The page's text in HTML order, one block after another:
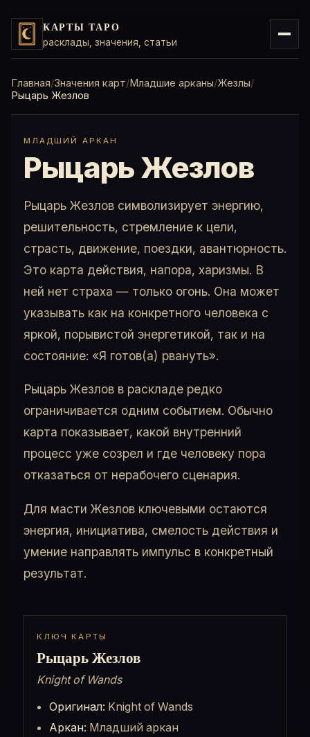
КАРТЫ ТАРО
расклады, значения, статьи
Главная Значения карт Младшие арканы Жезлы
Рыцарь Жезлов
МЛАДШИЙ АРКАН
Рыцарь Жезлов
Рыцарь Жезлов символизирует энергию,
решительность, стремление к цели,
страсть, движение, поездки, авантюрность.
Это карта действия, напора, харизмы. В
ней нет страха — только огонь. Она может
указывать как на конкретного человека с
яркой, порывистой энергетикой, так и на
состояние: «Я готов(а) рвануть».
Рыцарь Жезлов в раскладе редко
ограничивается одним событием. Обычно
карта показывает, какой внутренний
процесс уже созрел и где человеку пора
отказаться от нерабочего сценария.
Для масти Жезлов ключевыми остаются
энергия, инициатива, смелость действия и
умение направлять импульс в конкретный
результат.
КЛЮЧ КАРТЫ
Рыцарь Жезлов
Knight of Wands
Оригинал: Knight of Wands
Аркан: Младший аркан